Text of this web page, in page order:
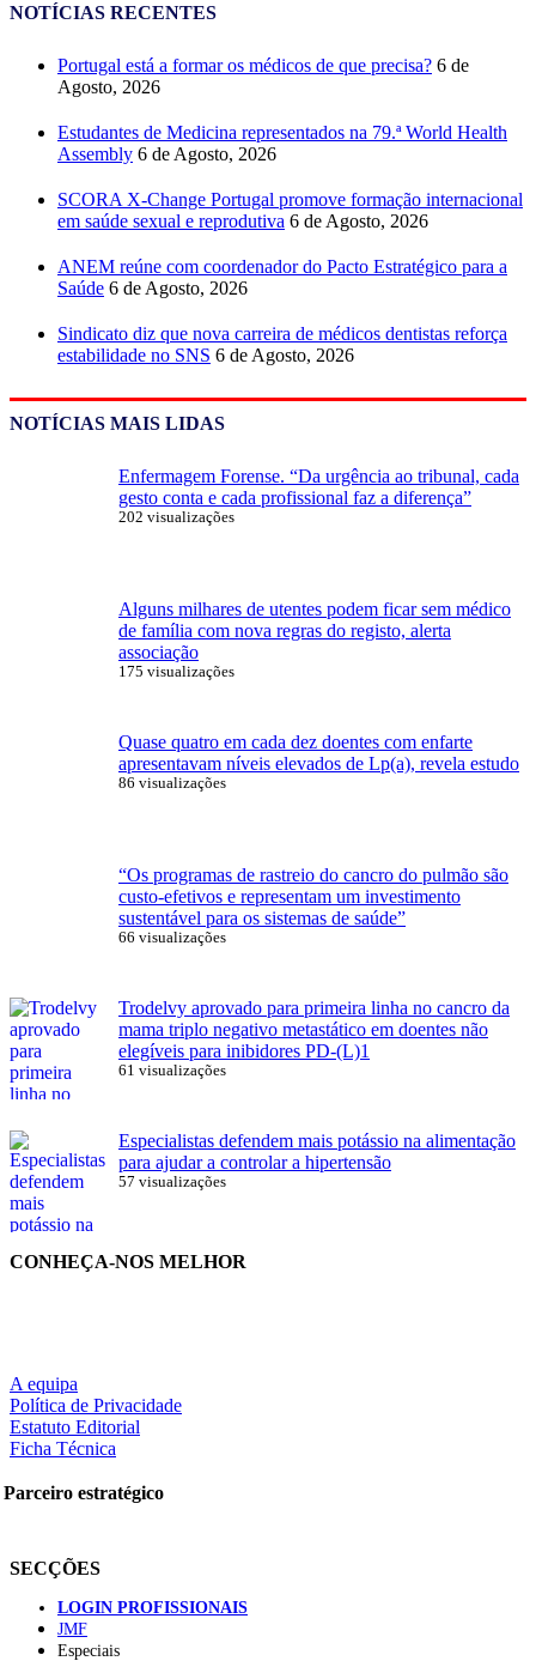
NOTÍCIAS RECENTES
Portugal está a formar os médicos de que precisa? 6 de
Agosto, 2026
Estudantes de Medicina representados na 79.ª World Health
Assembly 6 de Agosto, 2026
SCORA X-Change Portugal promove formação internacional
em saúde sexual e reprodutiva 6 de Agosto, 2026
ANEM reúne com coordenador do Pacto Estratégico para a
Saúde 6 de Agosto, 2026
Sindicato diz que nova carreira de médicos dentistas reforça
estabilidade no SNS 6 de Agosto, 2026
NOTÍCIAS MAIS LIDAS
Enfermagem Forense. “Da urgência ao tribunal, cada
gesto conta e cada profissional faz a diferença”
202 visualizações
Alguns milhares de utentes podem ficar sem médico
de família com nova regras do registo, alerta
associação
175 visualizações
Quase quatro em cada dez doentes com enfarte
apresentavam níveis elevados de Lp(a), revela estudo
86 visualizações
“Os programas de rastreio do cancro do pulmão são
custo-efetivos e representam um investimento
sustentável para os sistemas de saúde”
66 visualizações
Trodelvy aprovado para primeira linha no cancro da
mama triplo negativo metastático em doentes não
elegíveis para inibidores PD-(L)1
61 visualizações
Especialistas defendem mais potássio na alimentação
para ajudar a controlar a hipertensão
57 visualizações
CONHEÇA-NOS MELHOR
A equipa
Política de Privacidade
Estatuto Editorial
Ficha Técnica
Parceiro estratégico
SECÇÕES
LOGIN PROFISSIONAIS
JMF
Especiais